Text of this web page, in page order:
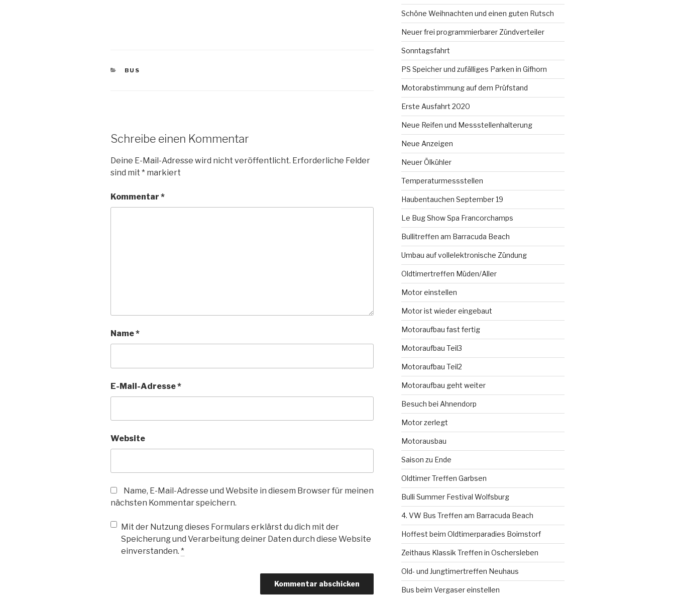
KATEGORIEN
BUS
Schreibe einen Kommentar
Deine E-Mail-Adresse wird nicht veröffentlicht. Erforderliche Felder
sind mit * markiert
Kommentar *
Name*
E-Mail-Adresse*
Website
Name, E-Mail-Adresse und Website in diesem Browser für meinen
nächsten Kommentar speichern.
Mit der Nutzung dieses Formulars erklärst du dich mit der
Speicherung und Verarbeitung deiner Daten durch diese Website
einverstanden. *
Schöne Weihnachten und einen guten Rutsch
Neuer frei programmierbarer Zündverteiler
Sonntagsfahrt
PS Speicher und zufälliges Parken in Gifhorn
Motorabstimmung auf dem Prüfstand
Erste Ausfahrt 2020
Neue Reifen und Messstellenhalterung
Neue Anzeigen
Neuer Ölkühler
Temperaturmessstellen
Haubentauchen September 19
Le Bug Show Spa Francorchamps
Bullitreffen am Barracuda Beach
Umbau auf vollelektronische Zündung
Oldtimertreffen Müden/Aller
Motor einstellen
Motor ist wieder eingebaut
Motoraufbau fast fertig
Motoraufbau Teil3
Motoraufbau Teil2
Motoraufbau geht weiter
Besuch bei Ahnendorp
Motor zerlegt
Motorausbau
Saison zu Ende
Oldtimer Treffen Garbsen
Bulli Summer Festival Wolfsburg
4. VW Bus Treffen am Barracuda Beach
Hoffest beim Oldtimerparadies Boimstorf
Zeithaus Klassik Treffen in Oschersleben
Old- und Jungtimertreffen Neuhaus
Bus beim Vergaser einstellen